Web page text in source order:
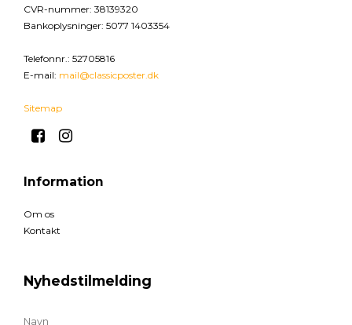
CVR-nummer: 38139320
Bankoplysninger: 5077 1403354
Telefonnr.: 52705816
E-mail: mail@classicposter.dk
Sitemap
Information
Om os
Kontakt
Nyhedstilmelding